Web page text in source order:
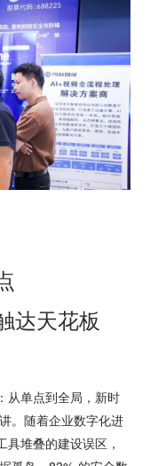
达天花板
从单点到全局，新时
。随着企业数字化进
堆叠的建设误区，